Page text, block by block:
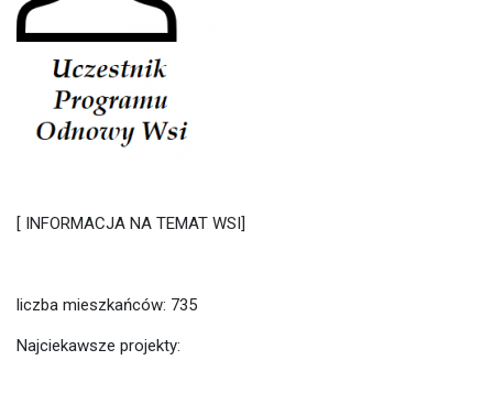
[ INFORMACJA NA TEMAT WSI]
liczba mieszkańców: 735
Najciekawsze projekty: